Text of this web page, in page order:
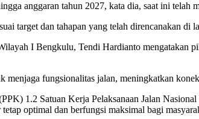
anggaran tahun 2027, kata dia, saat ini telah
target dan tahapan yang telah direncanakan di
I Bengkulu, Tendi Hardianto mengatakan
menjaga fungsionalitas jalan, meningkatkan
1.2 Satuan Kerja Pelaksanaan Jalan
optimal dan berfungsi maksimal bagi